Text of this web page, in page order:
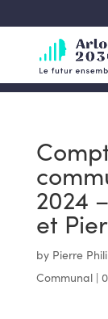
2024
et
by Pierre
Communal|